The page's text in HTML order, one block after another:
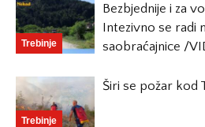
Trebinje
Bezbjednije i za
Intezivno se radi
saobraćajnice /
Trebinje
Širi se požar kod